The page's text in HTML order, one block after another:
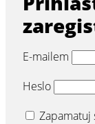
E-mailem
Heslo
Zapamatuj